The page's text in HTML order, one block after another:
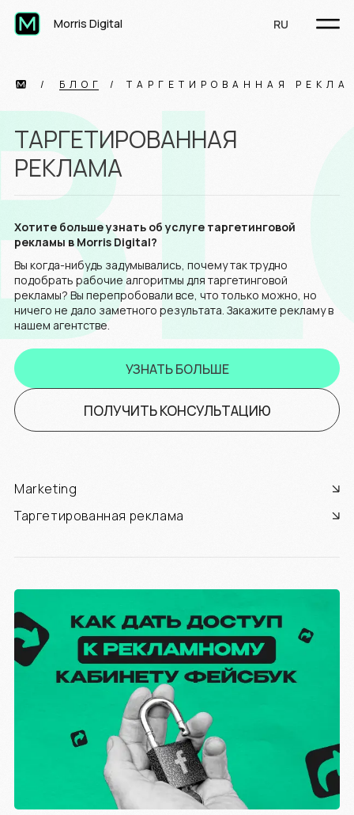
Morris Digital RU
Marketing
Таргетированная реклама
БЛОГ ТАРГЕТИРОВАННАЯ
ТАРГЕТИРОВАННАЯ
РЕКЛАМА
Хотите больше узнать об услуге таргетинговой
рекламы в Morris Digital?
Вы когда-нибудь задумывались, почему так трудно
подобрать рабочие алгоритмы для таргетинговой
рекламы? Вы перепробовали все, что только можно, но
ничего не дало заметного результата. Закажите рекламу в
нашем агентстве.
УЗНАТЬ БОЛЬШЕ
ПОЛУЧИТЬ КОНСУЛЬТАЦИЮ